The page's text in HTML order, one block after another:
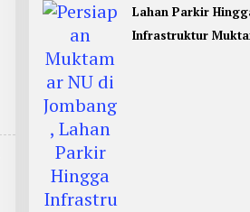
Lahan Parkir
Infrastruktur